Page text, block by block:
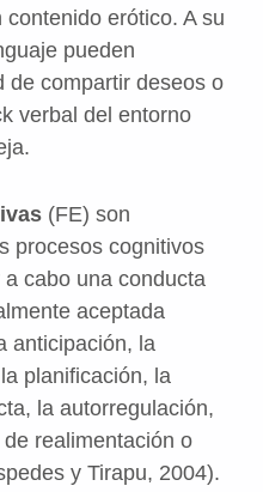
erótico. A su
pueden
de compartir deseos o
verbal del entorno
(FE) son
procesos cognitivos
cabo una conducta
aceptada
anticipación, la
planificación, la
la autorregulación,
realimentación o
y Tirapu, 2004).